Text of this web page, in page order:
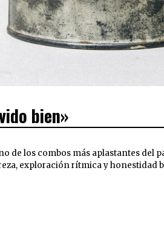
bien»
de los combos más aplastantes del
exploración rítmica y honestidad